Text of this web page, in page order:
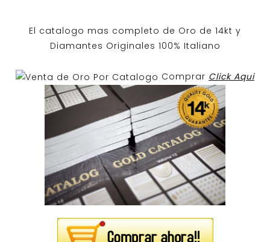
El catalogo mas completo de Oro de 14kt y
Diamantes Originales 100% Italiano
Comprar Click Aqui